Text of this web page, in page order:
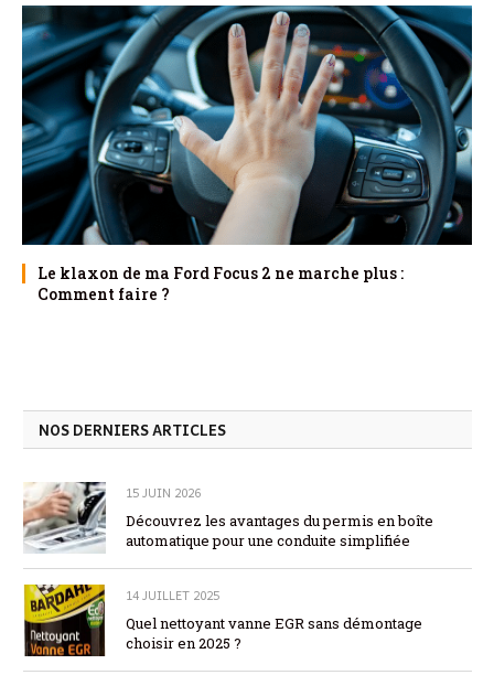
Le klaxon de ma Ford Focus 2 ne marche plus :
Comment faire ?
NOS DERNIERS ARTICLES
15 JUIN 2026
Découvrez les avantages du permis en boîte
automatique pour une conduite simplifiée
14 JUILLET 2025
Quel nettoyant vanne EGR sans démontage
choisir en 2025 ?